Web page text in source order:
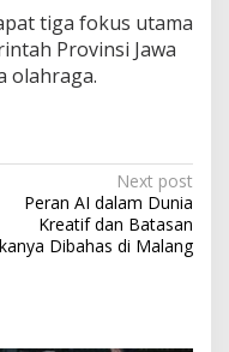
tiga fokus utama
Provinsi Jawa
olahraga.
Next post
Peran AI dalam Dunia
Kreatif dan Batasan
Dibahas di Malang